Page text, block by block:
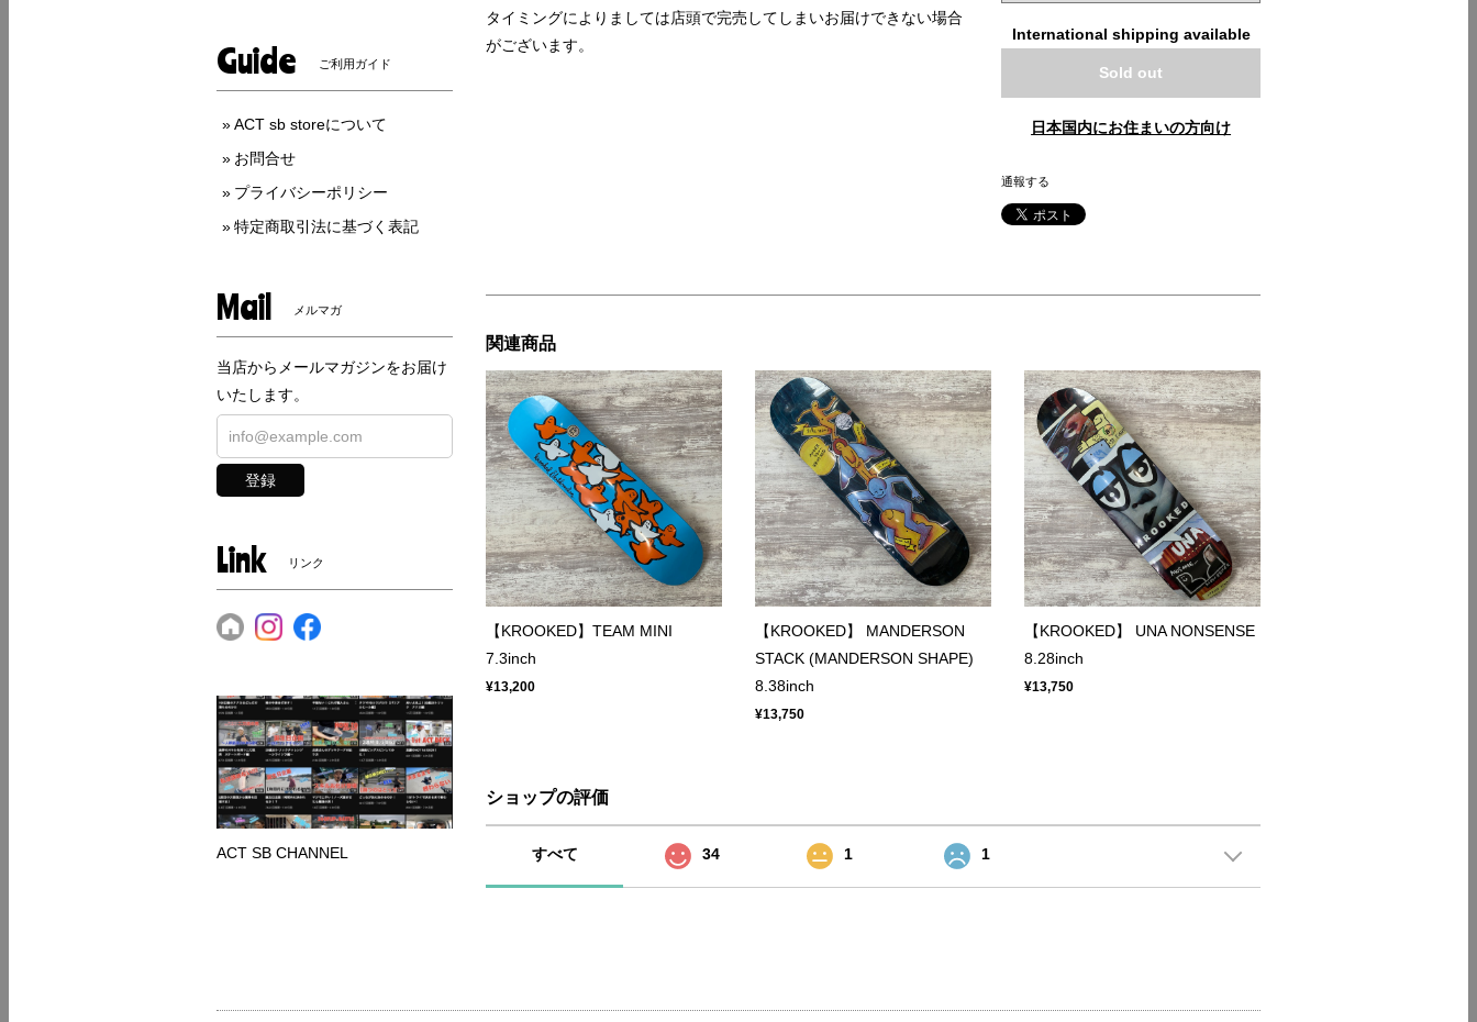
タイミングによりましては店頭で完売してしまいお届けできない場合
がございます。
International shipping available
Sold out
日本国内にお住まいの方向け
通報する
関連商品
【KROOKED】TEAM MINI
7.3inch
¥13,200
【KROOKED】 MANDERSON
STACK (MANDERSON SHAPE)
8.38inch
¥13,750
【KROOKED】 UNA NONSENSE
8.28inch
¥13,750
ショップの評価
すべて 34 1 1
Guide ご利用ガイド
ACT sb storeについて
お問合せ
プライバシーポリシー
特定商取引法に基づく表記
Mail メルマガ
当店からメールマガジンをお届け
いたします。
登録
Link リンク
ACT SB CHANNEL